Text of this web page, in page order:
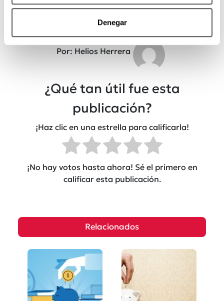
Denegar
Por: Helios Herrera
¿Qué tan útil fue esta
publicación?
¡Haz clic en una estrella para calificarla!
¡No hay votos hasta ahora! Sé el primero en
calificar esta publicación.
Relacionados